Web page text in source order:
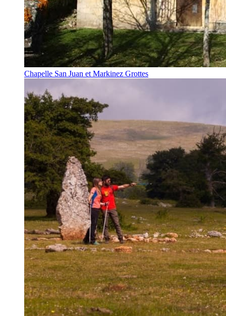
Chapelle San Juan et Markinez Grottes